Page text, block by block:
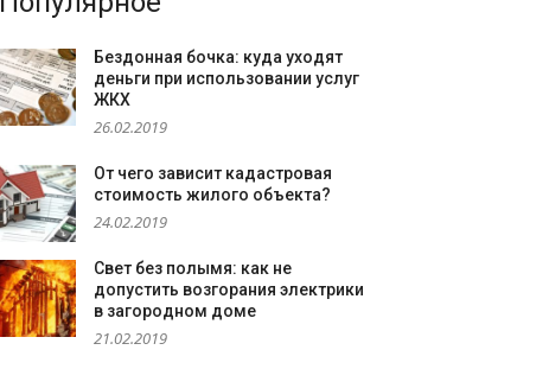
Бездонная бочка: куда уходят
деньги при использовании услуг
ЖКХ
26.02.2019
От чего зависит кадастровая
стоимость жилого объекта?
24.02.2019
Свет без полымя: как не
допустить возгорания электрики
в загородном доме
21.02.2019